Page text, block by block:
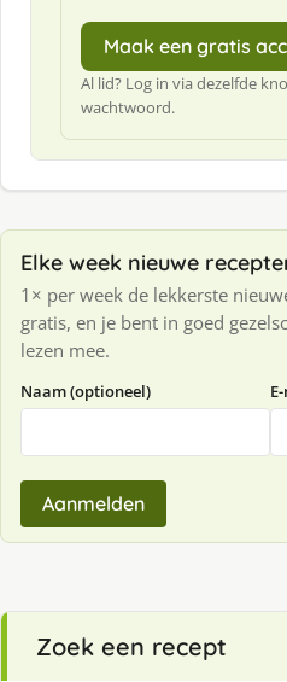
Maak een gratis
Al lid? Log in via dezelfde
wachtwoord.
Elke week nieuwe
1× per week de lekkerste
gratis, en je bent in goed
lezen mee.
Naam (optioneel)
Aanmelden
Zoek een recept